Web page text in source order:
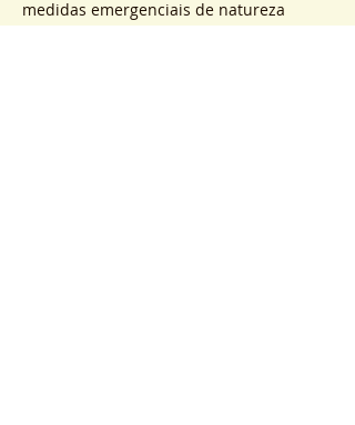
medidas emergenciais de natureza
restritiva ao funcionamento de